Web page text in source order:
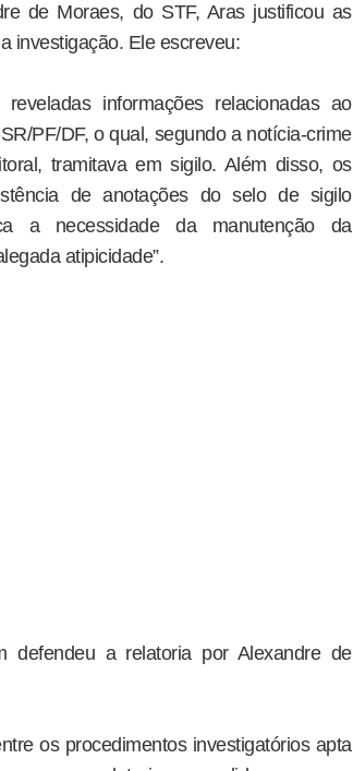
de Moraes, do STF, Aras justificou as
investigação. Ele escreveu:
informações relacionadas ao
PF/DF, o qual, segundo a notícia-crime
tramitava em sigilo. Além disso, os
de anotações do selo de sigilo
a necessidade da manutenção da
atipicidade”.
defendeu a relatoria por Alexandre de
os procedimentos investigatórios apta